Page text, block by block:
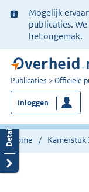
Ter
informatie:
Mogelijk
publicaties.
het ongemak.
U
bent
nu
hier:
Publicaties Officiële
Inloggen
Home Kamerstuk